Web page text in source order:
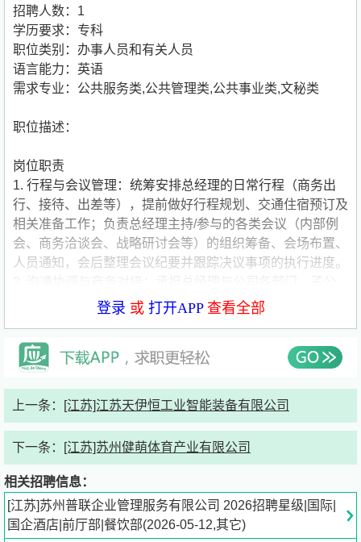
招聘人数：1
学历要求：专科
职位类别：办事人员和有关人员
语言能力：英语
需求专业：公共服务类,公共管理类,公共事业类,文秘类
职位描述：
岗位职责
1. 行程与会议管理：统筹安排总经理的日常行程（商务出
行、接待、出差等），提前做好行程规划、交通住宿预订及
相关准备工作；负责总经理主持/参与的各类会议（内部例
会、商务洽谈会、战略研讨会等）的组织筹备、会场布置、
人员通知，会后整理会议纪要并跟踪决议事项的执行进度。
司的沟通桥梁作用，传达总经理的工作指示，反馈各部门工
与公司日常运营与管理工作，协助总经理梳理运营流程、优
化管理细节；对接外部合作单位、重要客户及相关机构，参
部合作关系，助力公司业务拓展。
4. 其他辅助工作：完成总经理交办的其他临时性工作任
务，主动补位，配合总经理做好各项统筹协调、商务对接及
应酬相关工作，助力公司整体运营效率提升和业务发展。
任职资格
1. 沟通协调与商务能力：具备极强的语言表达能力、沟通
登录 或 打开APP查看全部
上一条： [江苏]江苏天伊恒工业智能装备有限公司
下一条： [江苏]苏州健萌体育产业有限公司
相关招聘信息：
[江苏]苏州普联企业管理服务有限公司 2026招聘星级|国际|
国企酒店|前厅部|餐饮部(2026-05-12,其它)